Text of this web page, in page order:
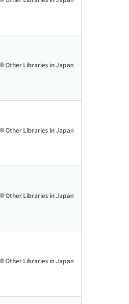
Other Libraries in Japan
Other Libraries in Japan
Other Libraries in Japan
Other Libraries in Japan